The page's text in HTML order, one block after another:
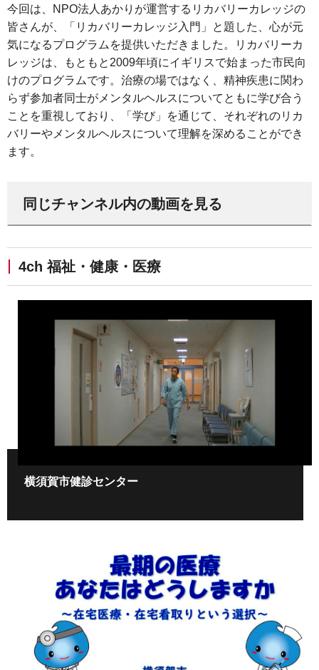
今回は、NPO法人あかりが運営するリカバリーカレッジの
皆さんが、「リカバリーカレッジ入門」と題した、心が元
気になるプログラムを提供いただきました。リカバリーカ
レッジは、もともと2009年頃にイギリスで始まった市民向
けのプログラムです。治療の場ではなく、精神疾患に関わ
らず参加者同士がメンタルヘルスについてともに学び合う
ことを重視しており、「学び」を通じて、それぞれのリカ
バリーやメンタルヘルスについて理解を深めることができ
ます。
同じチャンネル内の動画を見る
4ch 福祉・健康・医療
横須賀市健診センター